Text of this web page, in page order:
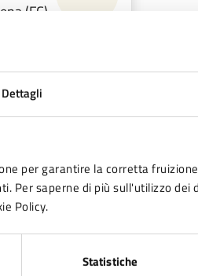
Dettagli
per garantire la corretta
Per saperne di più sull'utilizzo dei
Policy.
Statistiche
(FC),
correlati